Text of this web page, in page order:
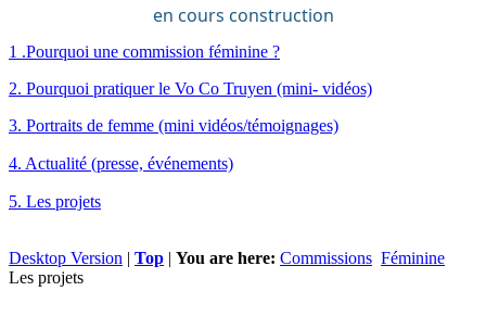
en cours construction
1 .Pourquoi une commission féminine ?
2. Pourquoi pratiquer le Vo Co Truyen (mini- vidéos)
3. Portraits de femme (mini vidéos/témoignages)
4. Actualité (presse, événements)
5. Les projets
Desktop Version | Top | You are here: Commissions Féminine
Les projets